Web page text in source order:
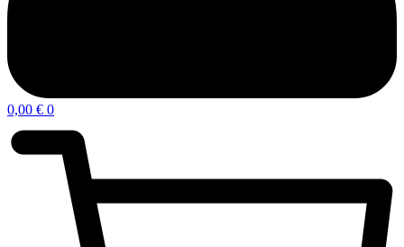
0,00 € 0